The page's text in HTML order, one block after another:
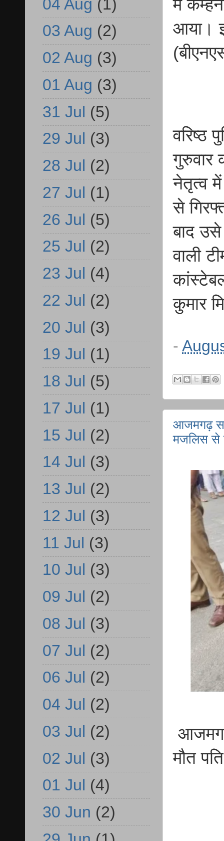
में
आया।
वरिष्ठ
गुरुवार
नेतृत्व
से
बाद उसे
वाली
कुमार
-
आजमगढ़
मजलिस से
मौत
04 Aug (1)
03 Aug (2)
02 Aug (3)
01 Aug (3)
31 Jul (5)
29 Jul (3)
28 Jul (2)
27 Jul (1)
26 Jul (5)
25 Jul (2)
23 Jul (4)
22 Jul (2)
20 Jul (3)
19 Jul (1)
18 Jul (5)
17 Jul (1)
15 Jul (2)
14 Jul (3)
13 Jul (2)
12 Jul (3)
11 Jul (3)
10 Jul (3)
09 Jul (2)
08 Jul (3)
07 Jul (2)
06 Jul (2)
04 Jul (2)
03 Jul (2)
02 Jul (3)
01 Jul (4)
30 Jun (2)